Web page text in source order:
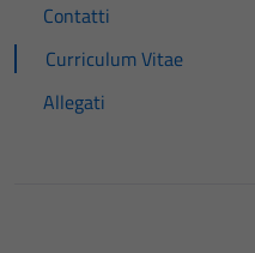
Contatti
Curriculum Vitae
Allegati